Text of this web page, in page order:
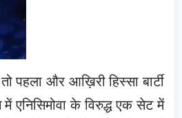
पहला और आख़िरी हिस्सा बार्टी
एनिसिमोवा के विरुद्ध एक सेट में